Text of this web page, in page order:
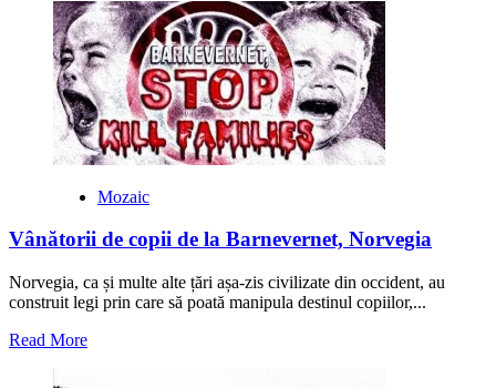
about
Vikingii,
esențiali
în
formarea
poporului
și
limbii
engleze
Mozaic
Vânătorii de copii de la Barnevernet, Norvegia
Norvegia, ca și multe alte țări așa-zis civilizate din occident, au
construit legi prin care să poată manipula destinul copiilor,...
Read MoreRead